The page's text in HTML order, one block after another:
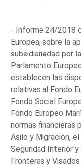
- Informe 24/2018
Europea, sobre la
subsidiariedad por
Parlamento
establecen las
relativas al Fondo
Fondo Social
Fondo Europeo
normas financieras
Asilo y Migración,
Seguridad Interior
Fronteras y